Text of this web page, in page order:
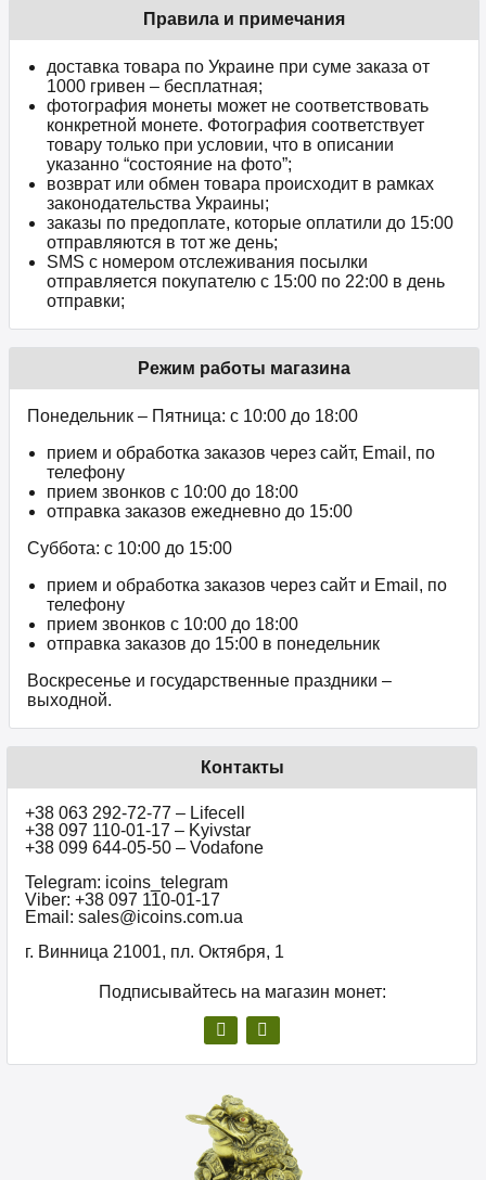
Правила и примечания
доставка товара по Украине при суме заказа от
1000 гривен – бесплатная;
фотография монеты может не соответствовать
конкретной монете. Фотография соответствует
товару только при условии, что в описании
указанно “состояние на фото”;
возврат или обмен товара происходит в рамках
законодательства Украины;
заказы по предоплате, которые оплатили до 15:00
отправляются в тот же день;
SMS с номером отслеживания посылки
отправляется покупателю с 15:00 по 22:00 в день
отправки;
Режим работы магазина
Понедельник – Пятница: с 10:00 до 18:00
прием и обработка заказов через сайт, Email, по
телефону
прием звонков c 10:00 до 18:00
отправка заказов ежедневно до 15:00
Суббота: с 10:00 до 15:00
прием и обработка заказов через сайт и Email, по
телефону
прием звонков c 10:00 до 18:00
отправка заказов до 15:00 в понедельник
Воскресенье и государственные праздники –
выходной.
Контакты
+38 063 292-72-77 – Lifecell
+38 097 110-01-17 – Kyivstar
+38 099 644-05-50 – Vodafone
Telegram: icoins_telegram
Viber: +38 097 110-01-17
Email: sales@icoins.com.ua
г. Винница 21001, пл. Октября, 1
Подписывайтесь на магазин монет: